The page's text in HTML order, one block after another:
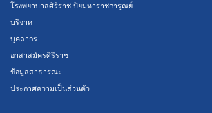
โรงพยาบาลศิริราช ปิยมหาราชการุณย์
บริจาค
บุคลากร
อาสาสมัครศิริราช
ข้อมูลสาธารณะ
ประกาศความเป็นส่วนตัว